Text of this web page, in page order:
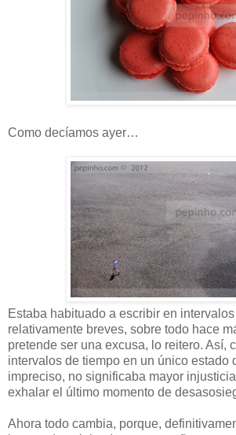
Como decíamos ayer…
Estaba habituado a escribir en
relativamente breves, sobre todo hace
pretende ser una excusa, lo reitero. Así,
intervalos de tiempo en un único estado
impreciso, no significaba mayor
exhalar el último momento de
Ahora todo cambia, porque,